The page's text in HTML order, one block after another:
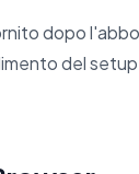
dopo
del